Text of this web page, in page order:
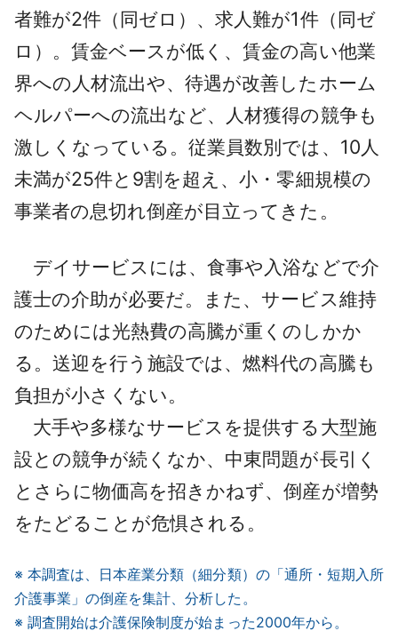
者難が2件（同ゼロ）、求人難が1件（同ゼ
ロ）。賃金ベースが低く、賃金の高い他業
界への人材流出や、待遇が改善したホーム
ヘルパーへの流出など、人材獲得の競争も
激しくなっている。従業員数別では、10人
未満が25件と9割を超え、小・零細規模の
事業者の息切れ倒産が目立ってきた。
デイサービスには、食事や入浴などで介
護士の介助が必要だ。また、サービス維持
のためには光熱費の高騰が重くのしかか
る。送迎を行う施設では、燃料代の高騰も
負担が小さくない。
大手や多様なサービスを提供する大型施
設との競争が続くなか、中東問題が長引く
とさらに物価高を招きかねず、倒産が増勢
をたどることが危惧される。
※ 本調査は、日本産業分類（細分類）の「通所・短期入所
介護事業」の倒産を集計、分析した。
※ 調査開始は介護保険制度が始まった2000年から。